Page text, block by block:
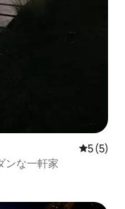
レビュー
5 (5)
ンな一軒家